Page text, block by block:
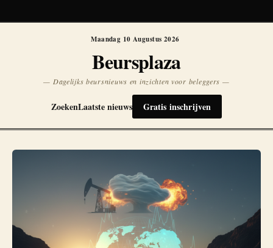
Maandag 10 Augustus 2026
Beursplaza
— Dagelijks beursnieuws en inzichten voor beleggers —
ZoekenLaatste nieuws Gratis inschrijven